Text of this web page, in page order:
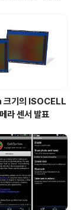
기의 ISOCELL
라 센서 발표